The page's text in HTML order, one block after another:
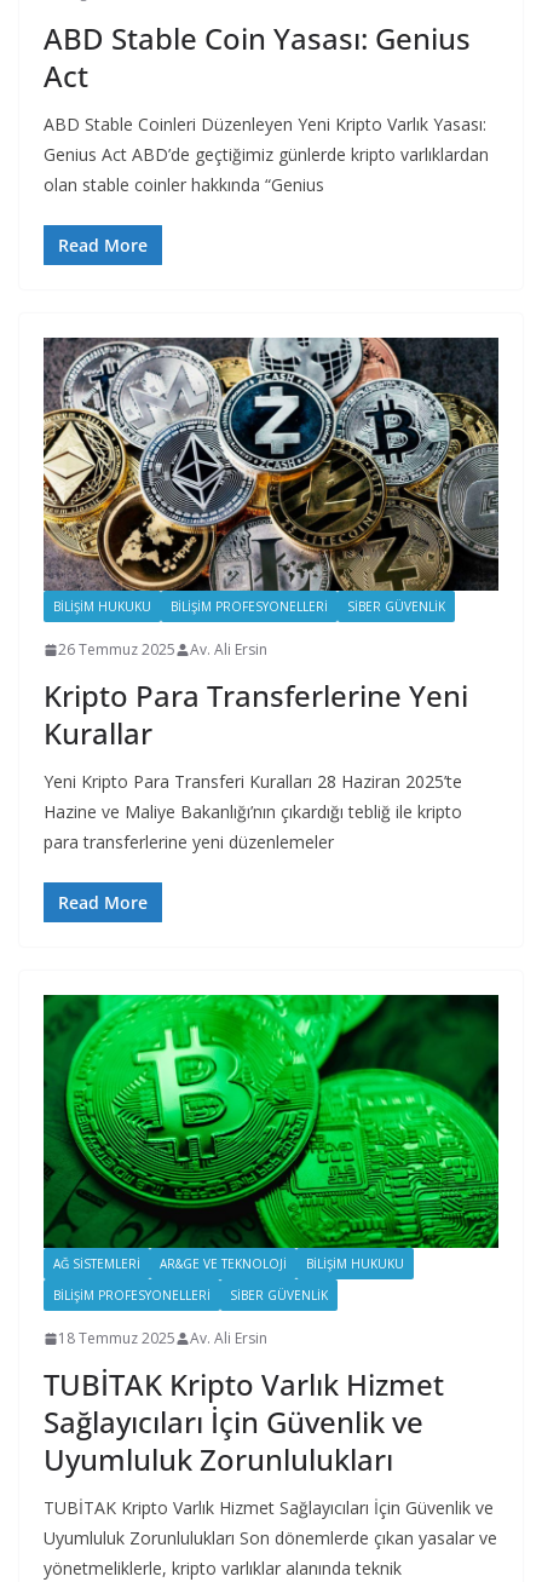
ABD Stable Coin Yasası: Genius
Act
ABD Stable Coinleri Düzenleyen Yeni Kripto Varlık Yasası:
Genius Act ABD’de geçtiğimiz günlerde kripto varlıklardan
olan stable coinler hakkında “Genius
Read More
BILIŞIM HUKUKU BILIŞIM PROFESYONELLERI SIBER GÜVENLIK
26 Temmuz 2025 Av. Ali Ersin
Kripto Para Transferlerine Yeni
Kurallar
Yeni Kripto Para Transferi Kuralları 28 Haziran 2025’te
Hazine ve Maliye Bakanlığı’nın çıkardığı tebliğ ile kripto
para transferlerine yeni düzenlemeler
Read More
AĞ SISTEMLERI AR&GE VE TEKNOLOJI
BILIŞIM HUKUKU
BILIŞIM PROFESYONELLERI
SIBER GÜVENLIK
18 Temmuz 2025 Av. Ali Ersin
TUBİTAK Kripto Varlık Hizmet
Sağlayıcıları İçin Güvenlik ve
Uyumluluk Zorunlulukları
TUBİTAK Kripto Varlık Hizmet Sağlayıcıları İçin Güvenlik ve
Uyumluluk Zorunlulukları Son dönemlerde çıkan yasalar ve
yönetmeliklerle, kripto varlıklar alanında teknik